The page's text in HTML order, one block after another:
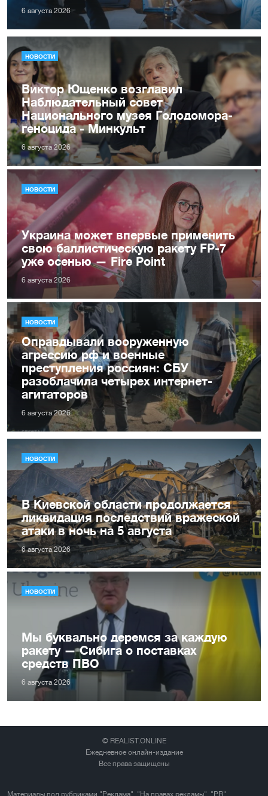
6 августа 2026
НОВОСТИ
Виктор Ющенко возглавил
Наблюдательный совет
Национального музея Голодомора-
геноцида - Минкульт
6 августа 2026
НОВОСТИ
Украина может впервые применить
свою баллистическую ракету FP-7
уже осенью — Fire Point
6 августа 2026
НОВОСТИ
Оправдывали вооруженную
агрессию рф и военные
преступления россиян: СБУ
разоблачила четырех интернет-
агитаторов
6 августа 2026
НОВОСТИ
В Киевской области продолжается
ликвидация последствий вражеской
атаки в ночь на 5 августа
6 августа 2026
НОВОСТИ
Мы буквально деремся за каждую
ракету — Сибига о поставках
средств ПВО
6 августа 2026
© REALIST.ONLINE
Ежедневное онлайн-издание
Все права защищены